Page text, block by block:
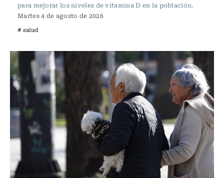
para mejorar los niveles de vitamina D en la población.
Martes 4 de agosto de 2026
# salud